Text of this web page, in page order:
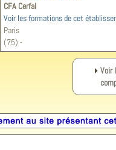
CFA Cerfal
Voir les formations de cet
Paris
(75) -
Voir